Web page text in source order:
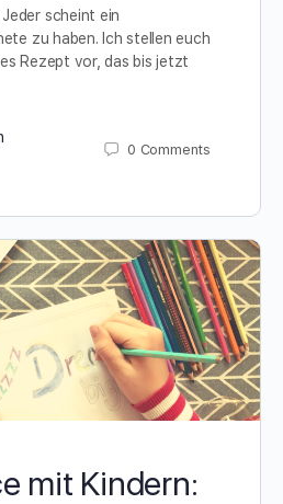
scheint ein
zu haben. Ich stellen euch
Rezept vor, das bis jetzt
0 Comments
mit Kindern: